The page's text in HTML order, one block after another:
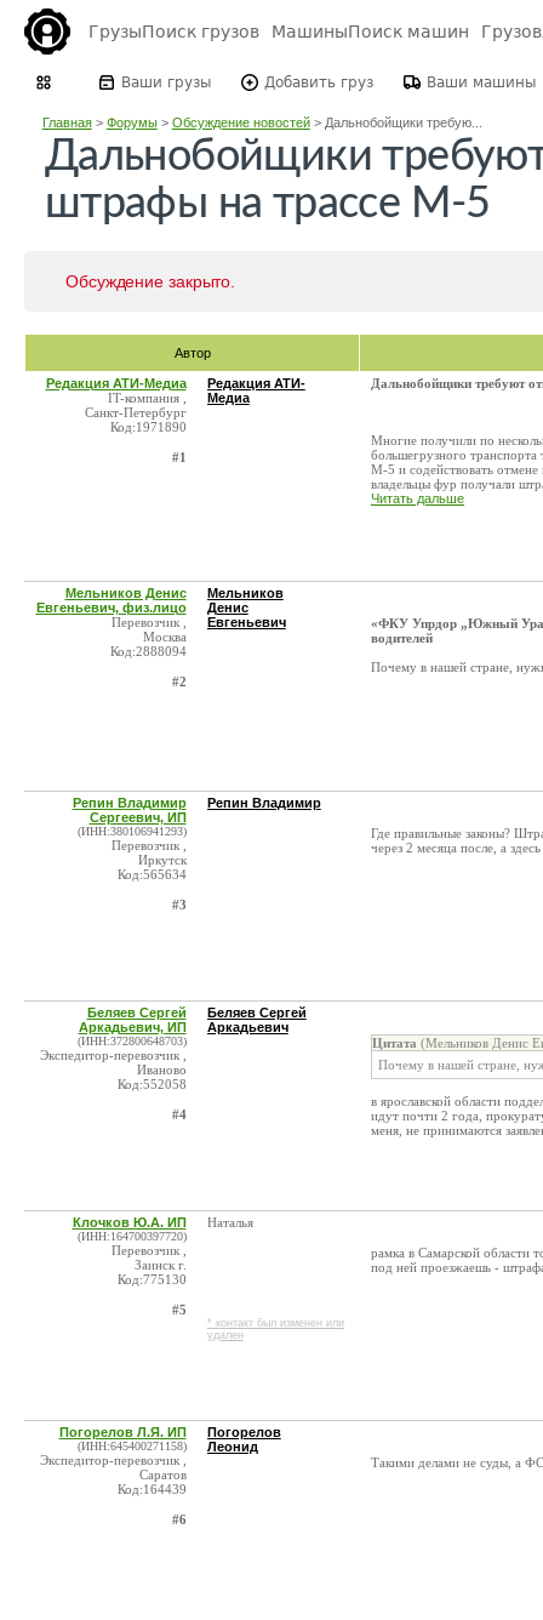
ГрузыПоиск грузов МашиныПоиск машин
Ваши грузы Добавить груз Ваши машины
Главная> Форумы> Обсуждение новостей> Дальнобойщики требую...
Дальнобойщики
штрафы на трассе М-5
Обсуждение закрыто.
Автор
Редакция АТИ-Медиа
IT-компания ,
Санкт-Петербург
Код:1971890
#1
Редакция АТИ-
Медиа
Дальнобойщики требуют
Многие получили по
большегрузного транспорта
М-5 и содействовать
владельцы фур получали
Читать дальше
Мельников Денис
Евгеньевич, физ.лицо
Перевозчик ,
Москва
Код:2888094
#2
Мельников
Денис
Евгеньевич
«ФКУ Упрдор „Южный
водителей
Почему в нашей стране,
Репин Владимир
Сергеевич, ИП
(ИНН:380106941293)
Перевозчик ,
Иркутск
Код:565634
#3
Репин Владимир
Где правильные законы?
через 2 месяца после, а
Беляев Сергей
Аркадьевич, ИП
(ИНН:372800648703)
Экспедитор-перевозчик ,
Иваново
Код:552058
#4
Беляев Сергей
Аркадьевич
Цитата (Мельников Денис
Почему в нашей стране,
в ярославской области
идут почти 2 года,
меня, не принимаются
Клочков Ю.А. ИП
(ИНН:164700397720)
Перевозчик ,
Заинск г.
Код:775130
#5
Наталья
* контакт был изменен или
удален
рамка в Самарской области
под ней проезжаешь -
Погорелов Л.Я. ИП
(ИНН:645400271158)
Экспедитор-перевозчик ,
Саратов
Код:164439
#6
Погорелов
Леонид
Такими делами не суды, а